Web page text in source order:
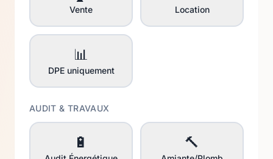
Vente Location
📊
DPE uniquement
AUDIT & TRAVAUX
🔋 🔨